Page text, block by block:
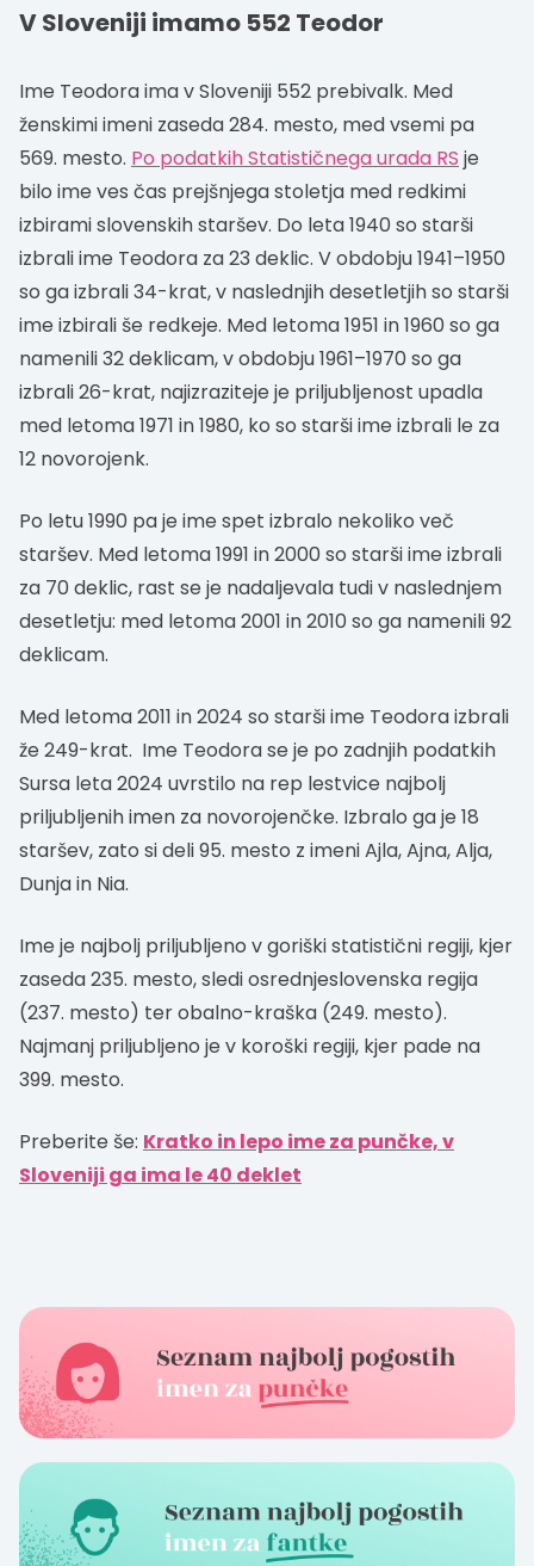
V Sloveniji imamo 552 Teodor
Ime Teodora ima v Sloveniji 552 prebivalk. Med
ženskimi imeni zaseda 284. mesto, med vsemi pa
569. mesto. Po podatkih Statističnega urada RS je
bilo ime ves čas prejšnjega stoletja med redkimi
izbirami slovenskih staršev. Do leta 1940 so starši
izbrali ime Teodora za 23 deklic. V obdobju 1941–1950
so ga izbrali 34-krat, v naslednjih desetletjih so starši
ime izbirali še redkeje. Med letoma 1951 in 1960 so ga
namenili 32 deklicam, v obdobju 1961–1970 so ga
izbrali 26-krat, najizraziteje je priljubljenost upadla
med letoma 1971 in 1980, ko so starši ime izbrali le za
12 novorojenk.
Po letu 1990 pa je ime spet izbralo nekoliko več
staršev. Med letoma 1991 in 2000 so starši ime izbrali
za 70 deklic, rast se je nadaljevala tudi v naslednjem
desetletju: med letoma 2001 in 2010 so ga namenili 92
deklicam.
Med letoma 2011 in 2024 so starši ime Teodora izbrali
že 249-krat. Ime Teodora se je po zadnjih podatkih
Sursa leta 2024 uvrstilo na rep lestvice najbolj
priljubljenih imen za novorojenčke. Izbralo ga je 18
staršev, zato si deli 95. mesto z imeni Ajla, Ajna, Alja,
Dunja in Nia.
Ime je najbolj priljubljeno v goriški statistični regiji, kjer
zaseda 235. mesto, sledi osrednjeslovenska regija
(237. mesto) ter obalno-kraška (249. mesto).
Najmanj priljubljeno je v koroški regiji, kjer pade na
399. mesto.
Preberite še: Kratko in lepo ime za punčke, v
Sloveniji ga ima le 40 deklet